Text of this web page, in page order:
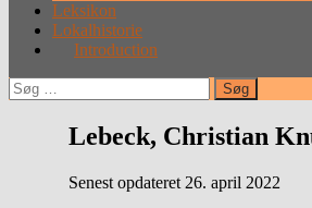
Leksikon
Lokalhistorie
Introduction
Søg
efter:
Lebeck, Christian
Senest opdateret 26. april 2022